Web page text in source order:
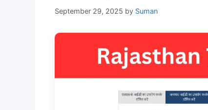
September 29, 2025 by Suman